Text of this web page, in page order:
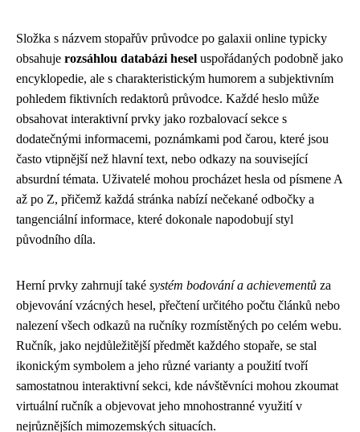
Složka s názvem stopařův průvodce po galaxii online typicky
obsahuje rozsáhlou databázi hesel uspořádaných podobně jako
encyklopedie, ale s charakteristickým humorem a subjektivním
pohledem fiktivních redaktorů průvodce. Každé heslo může
obsahovat interaktivní prvky jako rozbalovací sekce s
dodatečnými informacemi, poznámkami pod čarou, které jsou
často vtipnější než hlavní text, nebo odkazy na související
absurdní témata. Uživatelé mohou procházet hesla od písmene A
až po Z, přičemž každá stránka nabízí nečekané odbočky a
tangenciální informace, které dokonale napodobují styl
původního díla.
Herní prvky zahrnují také systém bodování a achievementů za
objevování vzácných hesel, přečtení určitého počtu článků nebo
nalezení všech odkazů na ručníky rozmístěných po celém webu.
Ručník, jako nejdůležitější předmět každého stopaře, se stal
ikonickým symbolem a jeho různé varianty a použití tvoří
samostatnou interaktivní sekci, kde návštěvníci mohou zkoumat
virtuální ručník a objevovat jeho mnohostranné využití v
nejrůznějších mimozemských situacích.